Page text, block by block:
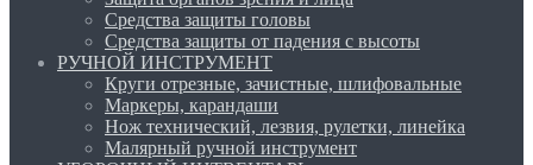
Средства защиты головы
Средства защиты от падения с высоты
РУЧНОЙ ИНСТРУМЕНТ
Круги отрезные, зачистные, шлифовальные
Маркеры, карандаши
Нож технический, лезвия, рулетки, линейка
Малярный ручной инструмент